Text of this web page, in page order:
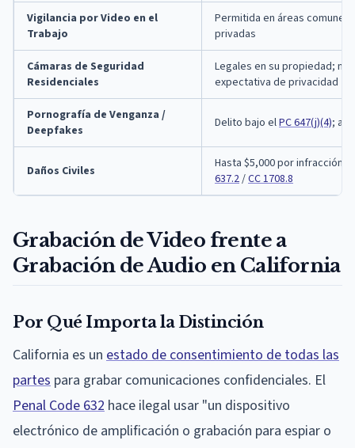
Vigilancia por Video en el
Trabajo
Permitida en áreas
privadas
Cámaras de Seguridad
Residenciales
Legales en su propiedad; no
expectativa de privacidad
Pornografía de Venganza /
Deepfakes
Delito bajo elPC 647(j)(4);
Daños Civiles
Hasta $5,000 por infracción
637.2/CC 1708.8
Grabación de Video frente a
Grabación de Audio en California
Por Qué Importa la Distinción
California es un estado de consentimiento de todas las
partes para grabar comunicaciones confidenciales. El
Penal Code 632 hace ilegal usar "un dispositivo
electrónico de amplificación o grabación para espiar o